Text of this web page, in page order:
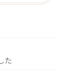
た